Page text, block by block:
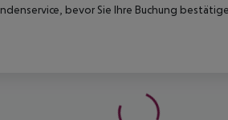
bevor Sie Ihre Buchung